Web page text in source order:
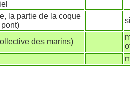
la partie de la coque
des marins)